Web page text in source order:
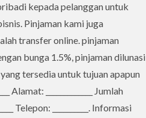
kepada pelanggan untuk
Pinjaman kami juga
transfer online. pinjaman
bunga 1.5%, pinjaman dilunasi
tersedia untuk tujuan apapun
Alamat: _____________ Jumlah
Telepon: __________. Informasi